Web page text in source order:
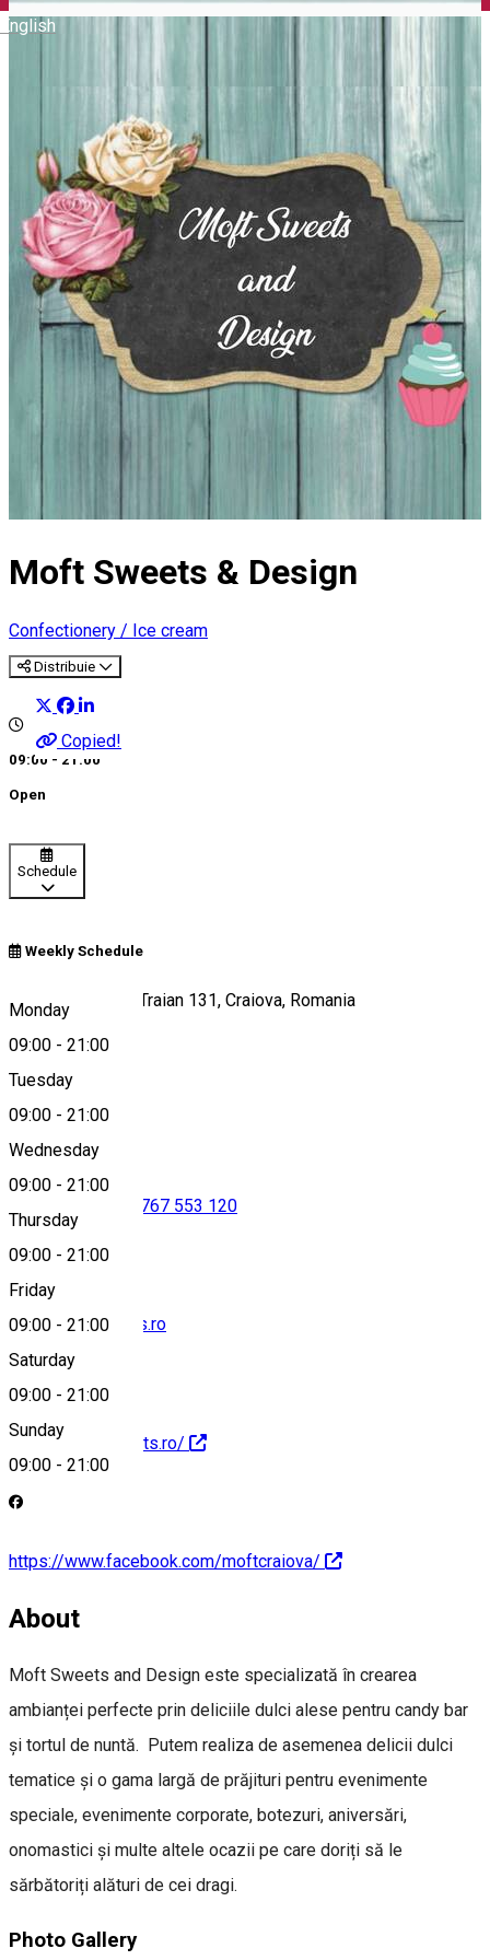
English
Moft Sweets & Design
Confectionery / Ice cream
Distribuie
Copied!
09:00 - 21:00
Open
Schedule
Weekly Schedule
Monday
09:00 - 21:00
Tuesday
09:00 - 21:00
Wednesday
09:00 - 21:00
Thursday
09:00 - 21:00
Friday
09:00 - 21:00
Saturday
09:00 - 21:00
Sunday
09:00 - 21:00
Strada Împăratul Traian 131, Craiova, Romania
Map
0767 553 120
info@moftsweets.ro
https://moftsweets.ro/
https://www.facebook.com/moftcraiova/
About
Moft Sweets and Design este specializată în crearea
ambianței perfecte prin deliciile dulci alese pentru candy bar
și tortul de nuntă. Putem realiza de asemenea delicii dulci
tematice și o gama largă de prăjituri pentru evenimente
speciale, evenimente corporate, botezuri, aniversări,
onomastici și multe altele ocazii pe care doriți să le
sărbătoriți alături de cei dragi.
Photo Gallery